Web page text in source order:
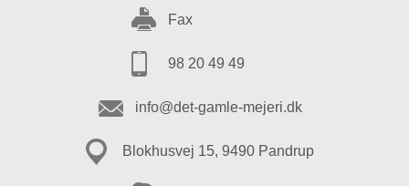
Fax
98 20 49 49
info@det-gamle-mejeri.dk
Blokhusvej 15, 9490 Pandrup